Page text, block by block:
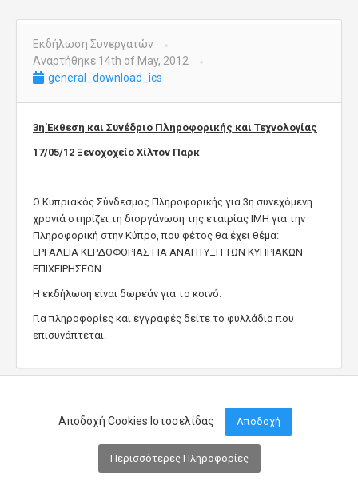
Αποδοχή Cookies Ιστοσελίδας Αποδοχή
Περισσότερες Πληροφορίες
Εκδήλωση Συνεργατών
Αναρτήθηκε 14th of May, 2012
general_download_ics
3η Έκθεση και Συνέδριο Πληροφορικής και Τεχνολογίας
17/05/12 Ξενοχοχείο Χίλτον Παρκ
Ο Κυπριακός Σύνδεσμος Πληροφορικής για 3η συνεχόμενη
χρονιά στηρίζει τη διοργάνωση της εταιρίας IMH για την
Πληροφορική στην Κύπρο, που φέτος θα έχει θέμα:
ΕΡΓΑΛΕΙΑ ΚΕΡΔΟΦΟΡΙΑΣ ΓΙΑ ΑΝΑΠΤΥΞΗ ΤΩΝ ΚΥΠΡΙΑΚΩΝ
ΕΠΙΧΕΙΡΗΣΕΩΝ.
Η εκδήλωση είναι δωρεάν για το κοινό.
Για πληροφορίες και εγγραφές δείτε το φυλλάδιο που
επισυνάπτεται.
Μενού